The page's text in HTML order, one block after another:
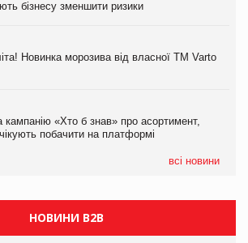
бізнесу зменшити ризики
Новинка морозива від власної ТМ Varto
кампанію «Хто б знав» про асортимент,
побачити на платформі
всі новини
«Хто б знав» про асортимент,
хвостатих: у VARUS з’явилися паучі
VARUS купує мережу магазинів
впали на 9%
НОВИНИ B2B